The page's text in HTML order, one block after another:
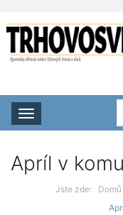
Rozbalit
Apríl v
Jste zde: Domů